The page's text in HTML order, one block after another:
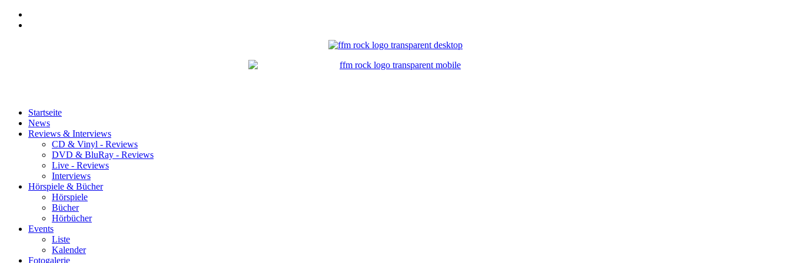
Startseite
News
Reviews & Interviews
CD & Vinyl - Reviews
DVD & BluRay - Reviews
Live - Reviews
Interviews
Hörspiele & Bücher
Hörspiele
Bücher
Hörbücher
Events
Liste
Kalender
Fotogalerie